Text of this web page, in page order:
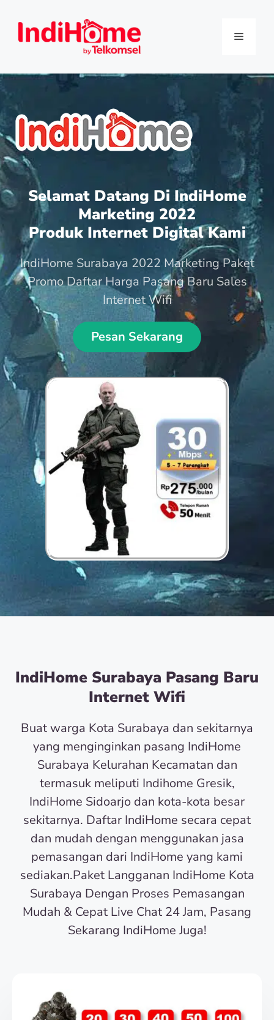
Selamat Datang Di IndiHome
Marketing 2022
Produk Internet Digital Kami
IndiHome Surabaya 2022 Marketing Paket
Promo Daftar Harga Pasang Baru Sales
Internet Wifi
Pesan Sekarang
IndiHome Surabaya Pasang Baru
Internet Wifi
Buat warga Kota Surabaya dan sekitarnya
yang menginginkan pasang IndiHome
Surabaya Kelurahan Kecamatan dan
termasuk meliputi Indihome Gresik,
IndiHome Sidoarjo dan kota-kota besar
sekitarnya. Daftar IndiHome secara cepat
dan mudah dengan menggunakan jasa
pemasangan dari IndiHome yang kami
sediakan.Paket Langganan IndiHome Kota
Surabaya Dengan Proses Pemasangan
Mudah & Cepat Live Chat 24 Jam, Pasang
Sekarang IndiHome Juga!